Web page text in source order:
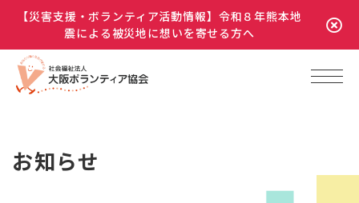
【災害支援・ボランティア活動情報】令和８年熊本地
震による被災地に想いを寄せる方へ
お知らせ